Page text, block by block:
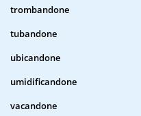
trombandone
tubandone
ubicandone
umidificandone
vacandone